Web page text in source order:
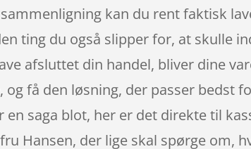
kan du rent faktisk
ting du også slipper for, at skulle
afsluttet din handel, bliver dine
få den løsning, der passer bedst
saga blot, her er det direkte til
Hansen, der lige skal spørge om,